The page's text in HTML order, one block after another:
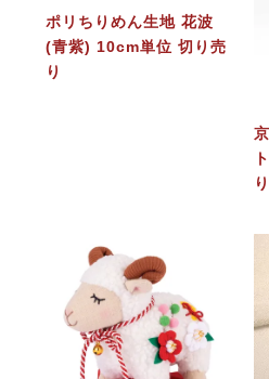
ポリちりめん生地 花波
(青紫) 10cm単位 切り売
り